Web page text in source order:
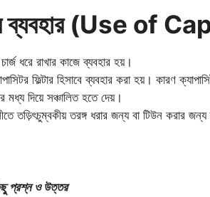
ব্যবহার (Use of
ধরে রাখার কাজে ব্যবহার হয়।
ফিল্টার হিসাবে ব্যবহার করা হয়। কারণ
মধ্য দিয়ে সঞ্চালিত হতে দেয়।
তড়িৎচুম্বকীয় তরঙ্গ ধরার জন্য বা টিউন করার
প্রশ্ন ও উত্তর